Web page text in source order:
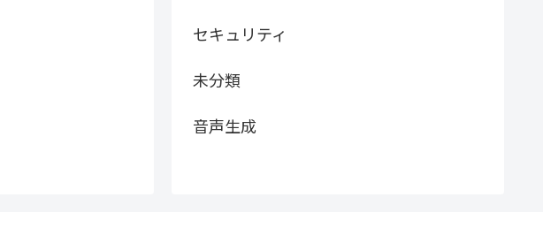
セキュリティ
未分類
音声生成